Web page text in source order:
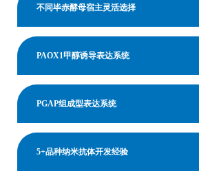
不同毕赤酵母宿主灵活选择
PAOX1甲醇诱导表达系统
PGAP组成型表达系统
5+品种纳米抗体开发经验